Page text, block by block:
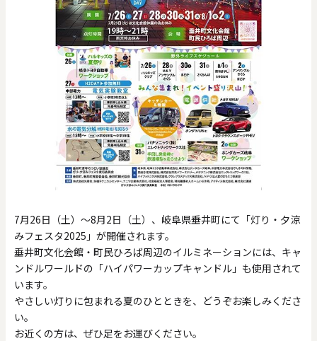
クリア OK
7月26日（土）〜8月2日（土）、岐阜県垂井町にて「灯り・夕涼
みフェスタ2025」が開催されます。
垂井町文化会館・町民ひろば周辺のイルミネーションには、キャ
ンドルワールドの「ハイパワーカップキャンドル」も使用されて
います。
やさしい灯りに包まれる夏のひとときを、どうぞお楽しみくださ
い。
お近くの方は、ぜひ足をお運びください。